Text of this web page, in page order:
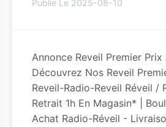
Publié Le 2025-08-10
Annonce Reveil Premier
Découvrez Nos Reveil
Reveil-Radio-Reveil Réveil /
Retrait 1h En Magasin* |
Achat Radio-Réveil -